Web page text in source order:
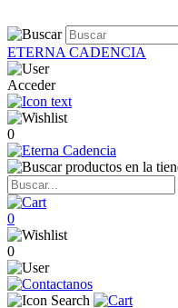
ETERNA CADENCIA
Acceder
0
0
0